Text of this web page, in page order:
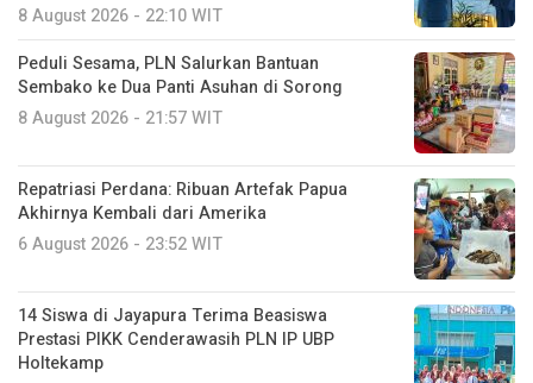
8 August 2026 - 22:10 WIT
Peduli Sesama, PLN Salurkan Bantuan
Sembako ke Dua Panti Asuhan di Sorong
8 August 2026 - 21:57 WIT
Repatriasi Perdana: Ribuan Artefak Papua
Akhirnya Kembali dari Amerika
6 August 2026 - 23:52 WIT
14 Siswa di Jayapura Terima Beasiswa
Prestasi PIKK Cenderawasih PLN IP UBP
Holtekamp